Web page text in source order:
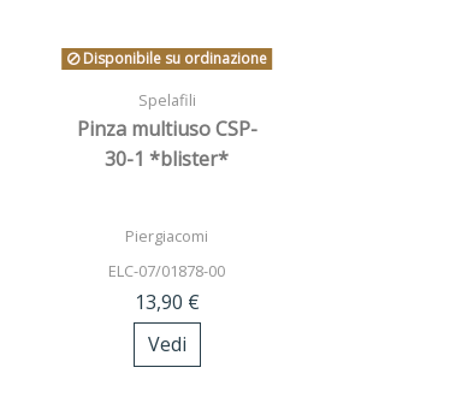
Disponibile su ordinazione
Spelafili
Pinza multiuso CSP-
30-1 *blister*
Piergiacomi
ELC-07/01878-00
13,90 €
Vedi